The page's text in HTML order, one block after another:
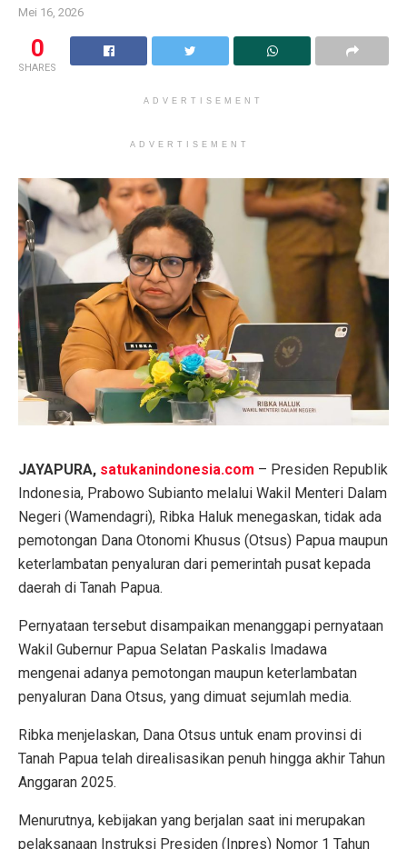
Mei 16, 2026
0
SHARES
ADVERTISEMENT
ADVERTISEMENT
JAYAPURA, satukanindonesia.com – Presiden Republik
Indonesia, Prabowo Subianto melalui Wakil Menteri Dalam
Negeri (Wamendagri), Ribka Haluk menegaskan, tidak ada
pemotongan Dana Otonomi Khusus (Otsus) Papua maupun
keterlambatan penyaluran dari pemerintah pusat kepada
daerah di Tanah Papua.
Pernyataan tersebut disampaikan menanggapi pernyataan
Wakil Gubernur Papua Selatan Paskalis Imadawa
mengenai adanya pemotongan maupun keterlambatan
penyaluran Dana Otsus, yang dimuat sejumlah media.
Ribka menjelaskan, Dana Otsus untuk enam provinsi di
Tanah Papua telah direalisasikan penuh hingga akhir Tahun
Anggaran 2025.
Menurutnya, kebijakan yang berjalan saat ini merupakan
pelaksanaan Instruksi Presiden (Inpres) Nomor 1 Tahun